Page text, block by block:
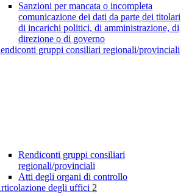
Sanzioni per mancata o incompleta
comunicazione dei dati da parte dei titolari
di incarichi politici, di amministrazione, di
direzione o di governo
gruppi consiliari regionali/provinciali
Rendiconti gruppi consiliari
regionali/provinciali
Atti degli organi di controllo
degli uffici 2